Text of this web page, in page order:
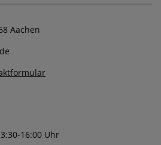
Aachen
16:00 Uhr